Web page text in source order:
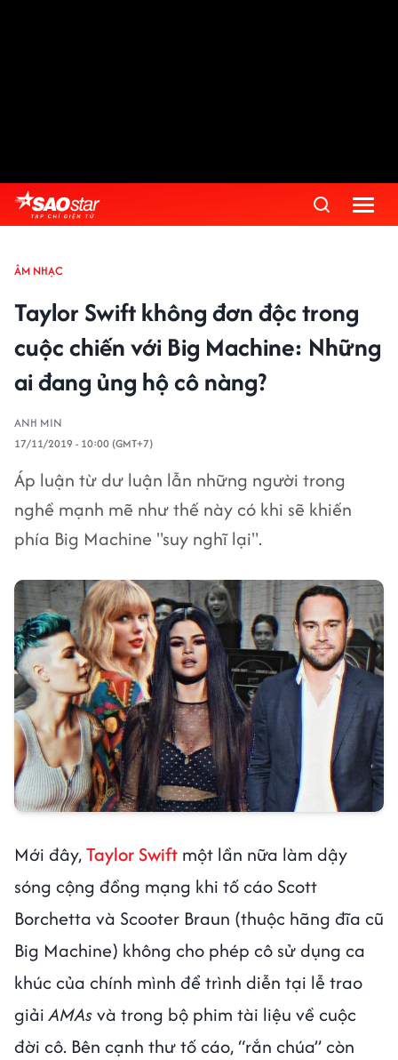
ÂM NHẠC
Taylor Swift không đơn độc trong
cuộc chiến với Big Machine: Những
ai đang ủng hộ cô nàng?
ANH MIN
17/11/2019 - 10:00 (GMT+7)
Áp luận từ dư luận lẫn những người trong
nghề mạnh mẽ như thế này có khi sẽ khiến
phía Big Machine "suy nghĩ lại".
Mới đây,Taylor Swift một lần nữa làm dậy
sóng cộng đồng mạng khi tố cáo Scott
Borchetta và Scooter Braun (thuộc hãng đĩa cũ
Big Machine) không cho phép cô sử dụng ca
khúc của chính mình để trình diễn tại lễ trao
giảiAMAsvà trong bộ phim tài liệu về cuộc
đời cô. Bên cạnh thư tố cáo, “rắn chúa” còn